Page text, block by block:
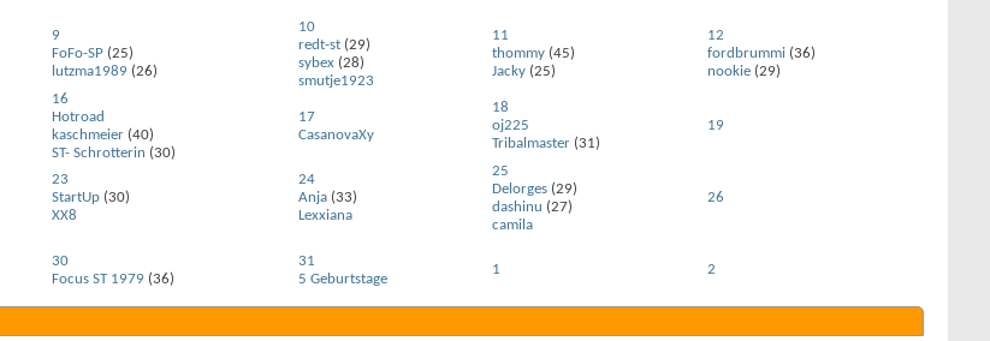
9
FoFo-SP (25)
lutzma1989 (26)
10
redt-st (29)
sybex (28)
smutje1923
11
thommy (45)
Jacky (25)
12
fordbrummi (36)
nookie (29)
16
Hotroad
kaschmeier (40)
ST- Schrotterin (30)
17
CasanovaXy
18
oj225
Tribalmaster (31)
19
23
StartUp (30)
XX8
24
Anja (33)
Lexxiana
25
Delorges (29)
dashinu (27)
camila
26
30
Focus ST 1979 (36)
31
5 Geburtstage
1 2